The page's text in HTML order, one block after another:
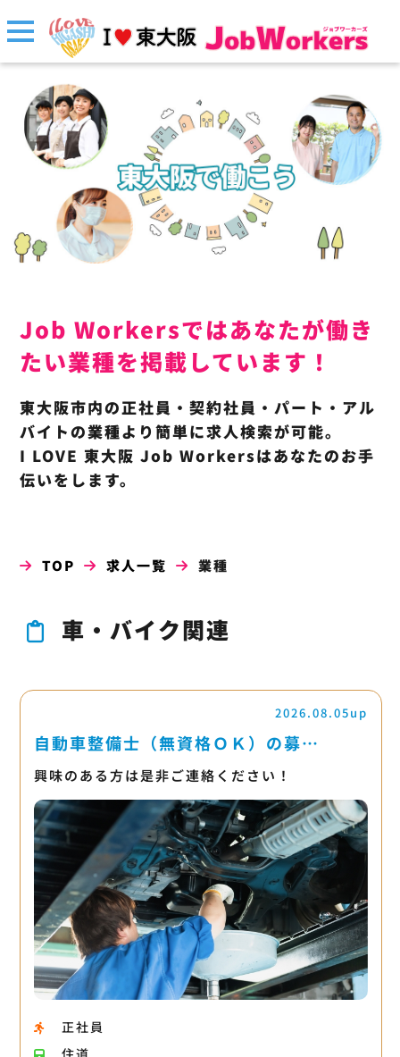
Job Workersではあなたが働き
たい業種を掲載しています！
東大阪市内の正社員・契約社員・パート・アル
バイトの業種より簡単に求人検索が可能。
I LOVE 東大阪 Job Workersはあなたのお手
伝いをします。
TOP 求人一覧 業種
車・バイク関連
2026.08.05up
自動車整備士（無資格ＯＫ）の募…
興味のある方は是非ご連絡ください！
正社員